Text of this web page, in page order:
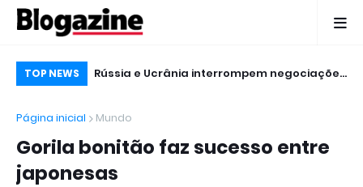
TOP NEWS
os esportes Rússia e Ucrânia interrompem negociações
Página inicial Mundo
Gorila bonitão faz sucesso entre
japonesas